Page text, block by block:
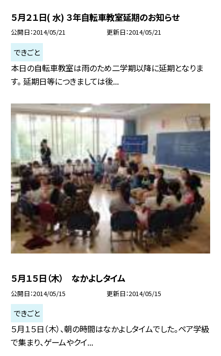
５月２１日( 水) ３年自転車教室延期のお知らせ
公開日 2014/05/21 更新日 2014/05/21
できごと
本日の自転車教室は雨のため二学期以降に延期となりま
す。 延期日等につきましては後...
５月１５日（木） なかよしタイム
公開日 2014/05/15 更新日 2014/05/15
できごと
５月１５日（木）、朝の時間はなかよしタイムでした。ペア学級
で集まり、ゲームやクイ...